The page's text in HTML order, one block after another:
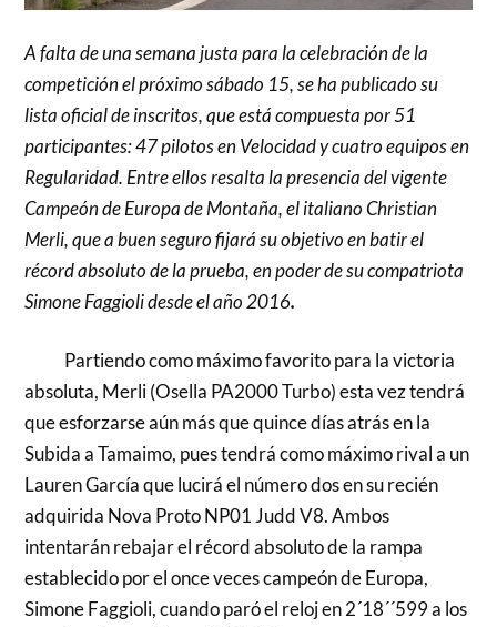
A falta de una semana justa para la celebración de la
competición el próximo sábado 15, se ha publicado su
lista oficial de inscritos, que está compuesta por 51
participantes: 47 pilotos en Velocidad y cuatro equipos en
Regularidad. Entre ellos resalta la presencia del vigente
Campeón de Europa de Montaña, el italiano Christian
Merli, que a buen seguro fijará su objetivo en batir el
récord absoluto de la prueba, en poder de su compatriota
Simone Faggioli desde el año 2016.
Partiendo como máximo favorito para la victoria
absoluta, Merli (Osella PA2000 Turbo) esta vez tendrá
que esforzarse aún más que quince días atrás en la
Subida a Tamaimo, pues tendrá como máximo rival a un
Lauren García que lucirá el número dos en su recién
adquirida Nova Proto NP01 Judd V8. Ambos
intentarán rebajar el récord absoluto de la rampa
establecido por el once veces campeón de Europa,
Simone Faggioli, cuando paró el reloj en 2´18´´599 a los